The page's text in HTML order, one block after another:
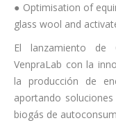
● Optimisation of
glass wool and
El lanzamiento de
VenpraLab con la
la producción de
aportando
biogás de